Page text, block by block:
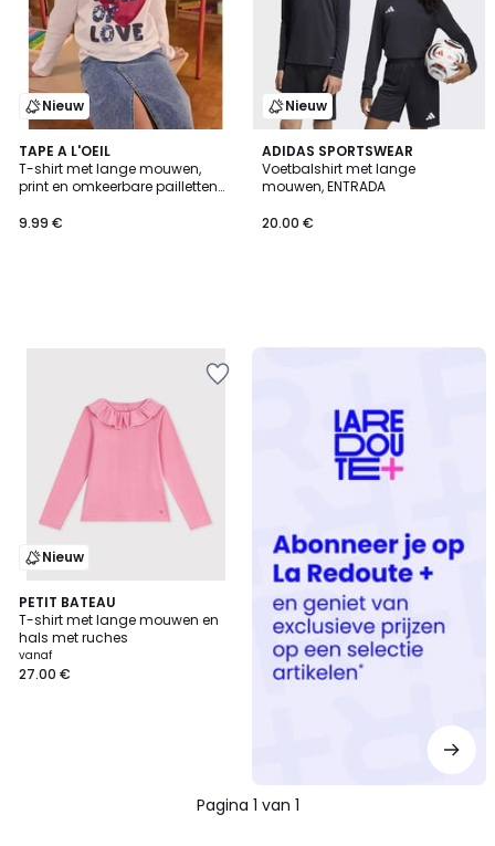
Nieuw
TAPE A L'OEIL
T-shirt met lange mouwen,
print en omkeerbare pailletten
9.99 €
Nieuw
ADIDAS SPORTSWEAR
Voetbalshirt met lange
mouwen, ENTRADA
20.00 €
Nieuw
PETIT BATEAU
T-shirt met lange mouwen en
hals met ruches
vanaf
27.00 €
Pagina 1 van 1